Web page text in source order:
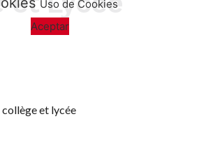
Uso de Cookies
Aceptar